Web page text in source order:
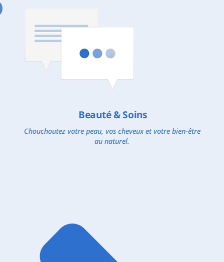
Beauté & Soins
Chouchoutez votre peau, vos cheveux et votre bien-être
au naturel.